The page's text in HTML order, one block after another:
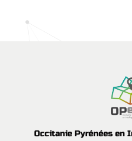
Occitanie Pyrénées en